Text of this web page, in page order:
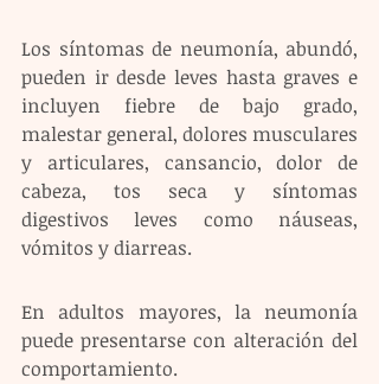
Los síntomas de neumonía, abundó,
pueden ir desde leves hasta graves e
incluyen fiebre de bajo grado,
malestar general, dolores musculares
y articulares, cansancio, dolor de
cabeza, tos seca y síntomas
digestivos leves como náuseas,
vómitos y diarreas.
En adultos mayores, la neumonía
puede presentarse con alteración del
comportamiento.